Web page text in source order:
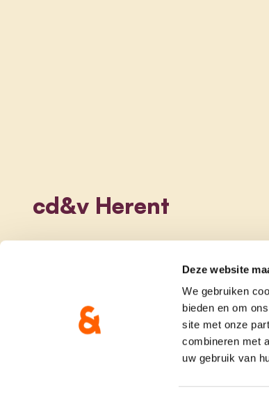
Deze website
We gebruiken
bieden en om
site met onze
combineren met
uw gebruik van
cd&v Herent
onze partij